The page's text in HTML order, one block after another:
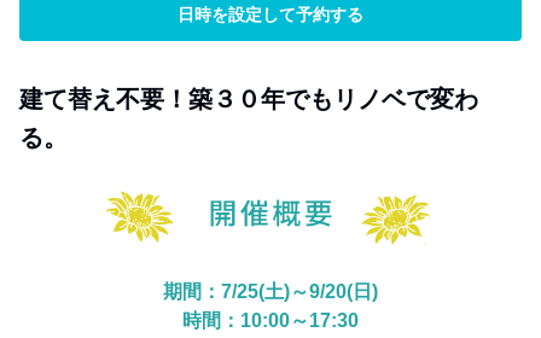
日時を設定して予約する
建て替え不要！築３０年でもリノベで変わ
る。
期間：7/25(土)～9/20(日)
時間：10:00～17:30